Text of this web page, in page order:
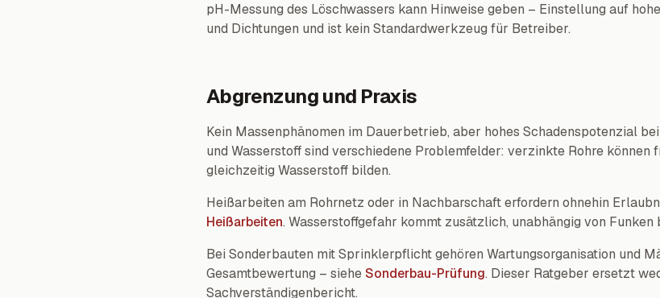
pH-Messung des Löschwassers kann Hinweise geben – Einstellung auf
und Dichtungen und ist kein Standardwerkzeug für Betreiber.
Abgrenzung und Praxis
Kein Massenphänomen im Dauerbetrieb, aber hohes Schadenspotenzial
und Wasserstoff sind verschiedene Problemfelder: verzinkte Rohre
gleichzeitig Wasserstoff bilden.
Heißarbeiten am Rohrnetz oder in Nachbarschaft erfordern ohnehin
Heißarbeiten. Wasserstoffgefahr kommt zusätzlich, unabhängig von Funken
Bei Sonderbauten mit Sprinklerpflicht gehören Wartungsorganisation und
Gesamtbewertung – sieheSonderbau-Prüfung. Dieser Ratgeber ersetzt
Sachverständigenbericht.